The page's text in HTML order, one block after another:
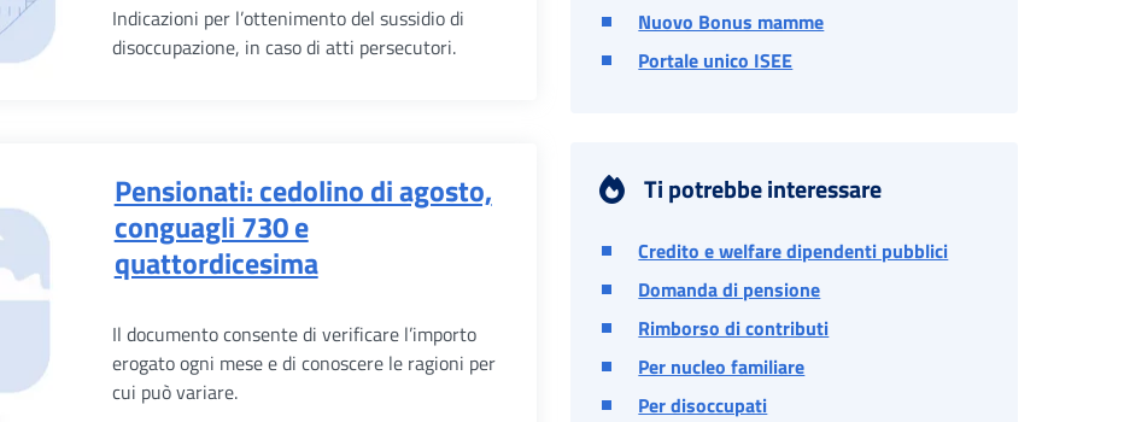
Indicazioni per l’ottenimento del sussidio di
disoccupazione, in caso di atti persecutori.
Pensionati: cedolino di agosto,
conguagli 730 e
quattordicesima
Il documento consente di verificare l’importo
erogato ogni mese e di conoscere le ragioni per
cui può variare.
Nuovo Bonus mamme
Portale unico ISEE
Ti potrebbe interessare
Credito e welfare dipendenti pubblici
Domanda di pensione
Rimborso di contributi
Per nucleo familiare
Per disoccupati